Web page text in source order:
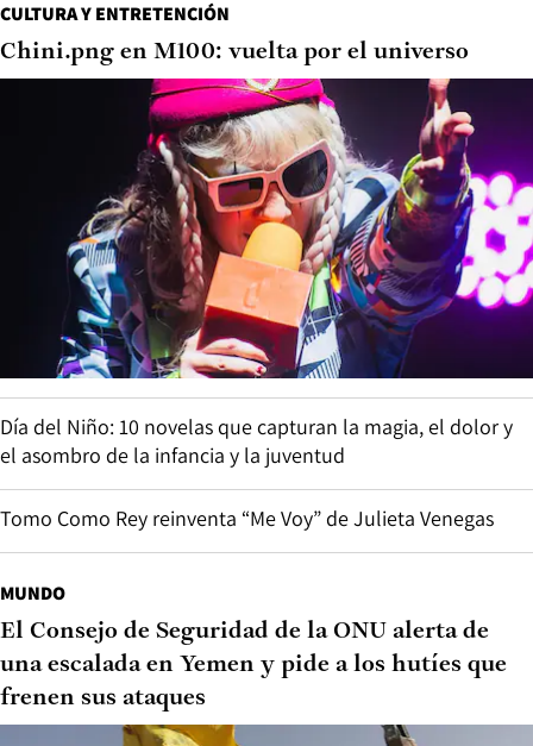
CULTURA Y ENTRETENCIÓN
Chini.png en M100: vuelta por el universo
Día del Niño: 10 novelas que capturan la magia, el dolor y
el asombro de la infancia y la juventud
Tomo Como Rey reinventa “Me Voy” de Julieta Venegas
MUNDO
El Consejo de Seguridad de la ONU alerta de
una escalada en Yemen y pide a los hutíes que
frenen sus ataques